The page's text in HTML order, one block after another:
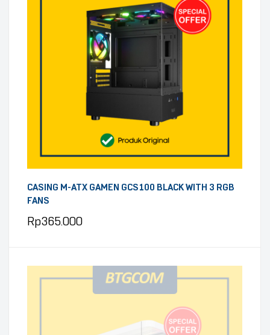
CASING M-ATX GAMEN GCS100 BLACK WITH 3 RGB
FANS
Rp365.000